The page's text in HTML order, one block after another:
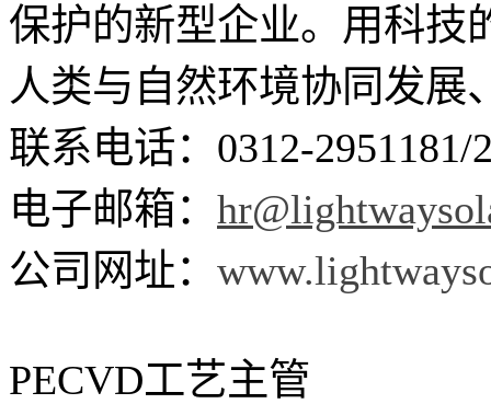
保护的新型企业。用科技
人类与自然环境协同发展
联系电话：0312-2951181/
电子邮箱：
公司网址：
PECVD工艺主管